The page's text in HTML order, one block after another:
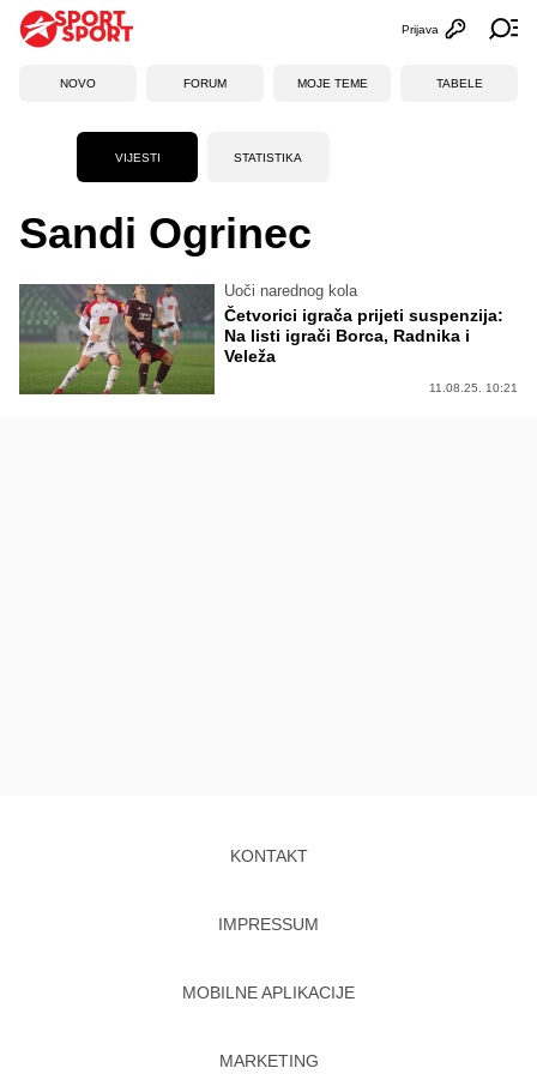
Otvori
Prijava
NOVO FORUM MOJE TEME TABELE
VIJESTI STATISTIKA
Sandi Ogrinec
Uoči narednog kola
Četvorici igrača prijeti suspenzija:
Na listi igrači Borca, Radnika i
Veleža
11.08.25. 10:21
KONTAKT
IMPRESSUM
MOBILNE APLIKACIJE
MARKETING